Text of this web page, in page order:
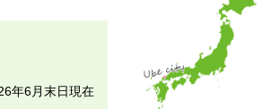
年6月末日現在